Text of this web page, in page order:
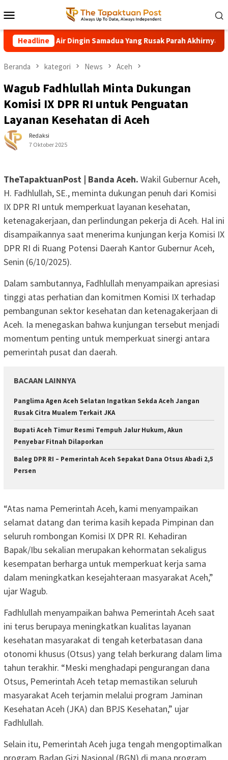
ke
kontenMobile
HeadlineAir Dingin Samadua Yang Rusak Parah Akhirnya
Beranda kategori News Aceh
Wagub Fadhlullah Minta Dukungan
Komisi IX DPR RI untuk Penguatan
Layanan Kesehatan di Aceh
Redaksi
7 Oktober 2025
TheTapaktuanPost | Banda Aceh. Wakil Gubernur Aceh,
H. Fadhlullah, SE., meminta dukungan penuh dari Komisi
IX DPR RI untuk memperkuat layanan kesehatan,
ketenagakerjaan, dan perlindungan pekerja di Aceh. Hal ini
disampaikannya saat menerima kunjungan kerja Komisi IX
DPR RI di Ruang Potensi Daerah Kantor Gubernur Aceh,
Senin (6/10/2025).
Dalam sambutannya, Fadhlullah menyampaikan apresiasi
tinggi atas perhatian dan komitmen Komisi IX terhadap
pembangunan sektor kesehatan dan ketenagakerjaan di
Aceh. Ia menegaskan bahwa kunjungan tersebut menjadi
momentum penting untuk memperkuat sinergi antara
pemerintah pusat dan daerah.
BACAAN LAINNYA
Panglima Agen Aceh Selatan Ingatkan Sekda Aceh Jangan
Rusak Citra Mualem Terkait JKA
Bupati Aceh Timur Resmi Tempuh Jalur Hukum, Akun
Penyebar Fitnah Dilaporkan
Baleg DPR RI – Pemerintah Aceh Sepakat Dana Otsus Abadi 2,5
Persen
“Atas nama Pemerintah Aceh, kami menyampaikan
selamat datang dan terima kasih kepada Pimpinan dan
seluruh rombongan Komisi IX DPR RI. Kehadiran
Bapak/Ibu sekalian merupakan kehormatan sekaligus
kesempatan berharga untuk memperkuat kerja sama
dalam meningkatkan kesejahteraan masyarakat Aceh,”
ujar Wagub.
Fadhlullah menyampaikan bahwa Pemerintah Aceh saat
ini terus berupaya meningkatkan kualitas layanan
kesehatan masyarakat di tengah keterbatasan dana
otonomi khusus (Otsus) yang telah berkurang dalam lima
tahun terakhir. “Meski menghadapi pengurangan dana
Otsus, Pemerintah Aceh tetap memastikan seluruh
masyarakat Aceh terjamin melalui program Jaminan
Kesehatan Aceh (JKA) dan BPJS Kesehatan,” ujar
Fadhlullah.
Selain itu, Pemerintah Aceh juga tengah mengoptimalkan
program Badan Gizi Nasional (BGN) di mana program